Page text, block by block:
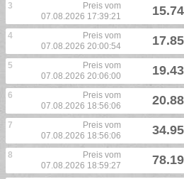
3
Preis vom
07.08.2026 17:39:21
4
Preis vom
07.08.2026 20:00:54
5
Preis vom
07.08.2026 20:06:00
6
Preis vom
07.08.2026 18:56:06
7
Preis vom
07.08.2026 18:56:06
8
Preis vom
07.08.2026 18:59:27